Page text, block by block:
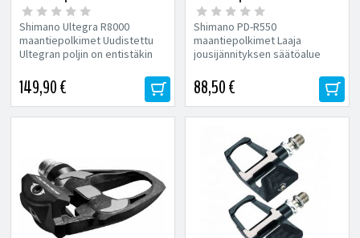
Shimano Ultegra R8000
maantiepolkimet Uudistettu
Ultegran poljin on entistäkin
Hiilikuitukomposiittirunko
Erikoisleveä...
149,90 €
Shimano PD-R550
maantiepolkimet Laaja
jousijännityksen säätöalue
Suurempi...
88,50 €